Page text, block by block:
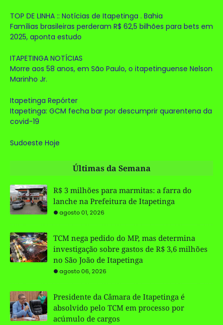
TOP DE LINHA :: Notícias de Itapetinga . Bahia
Famílias brasileiras perderam R$ 62,5 bilhões para bets em
2025, aponta estudo
ITAPETINGA NOTÍCIAS
Morre aos 58 anos, em São Paulo, o itapetinguense Nelson
Marinho Jr.
Itapetinga Repórter
Itapetinga: GCM fecha bar por descumprir quarentena da
covid-19
Sudoeste Hoje
Últimas da Semana
R$ 3 milhões para marmitas: a farra do
lanche na Prefeitura de Itapetinga
agosto 01, 2026
TCM nega pedido do MP, mas determina
investigação sobre gastos de R$ 3,6 milhões
no São João de Itapetinga
agosto 06, 2026
Presidente da Câmara de Itapetinga é
absolvido pelo TCM em processo por
acúmulo de cargos